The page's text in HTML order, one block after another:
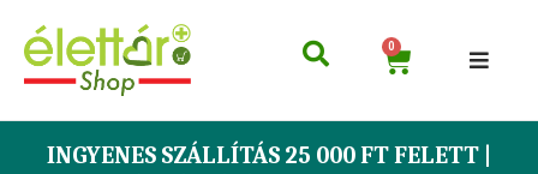
0
INGYENES SZÁLLÍTÁS 25 000 FT FELETT |